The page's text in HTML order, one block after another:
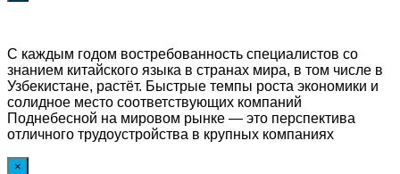
С каждым годом востребованность специалистов со
знанием китайского языка в странах мира, в том числе в
Узбекистане, растёт. Быстрые темпы роста экономики и
солидное место соответствующих компаний
Поднебесной на мировом рынке — это перспектива
отличного трудоустройства в крупных компаниях
×